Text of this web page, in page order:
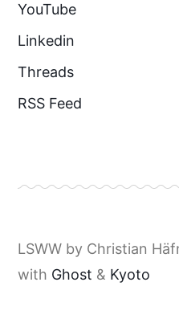
YouTube
Linkedin
Threads
RSS Feed
LSWW by Christian
with Ghost & Kyoto